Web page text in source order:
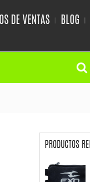
DE VENTAS BLOG
PRODUCTOS